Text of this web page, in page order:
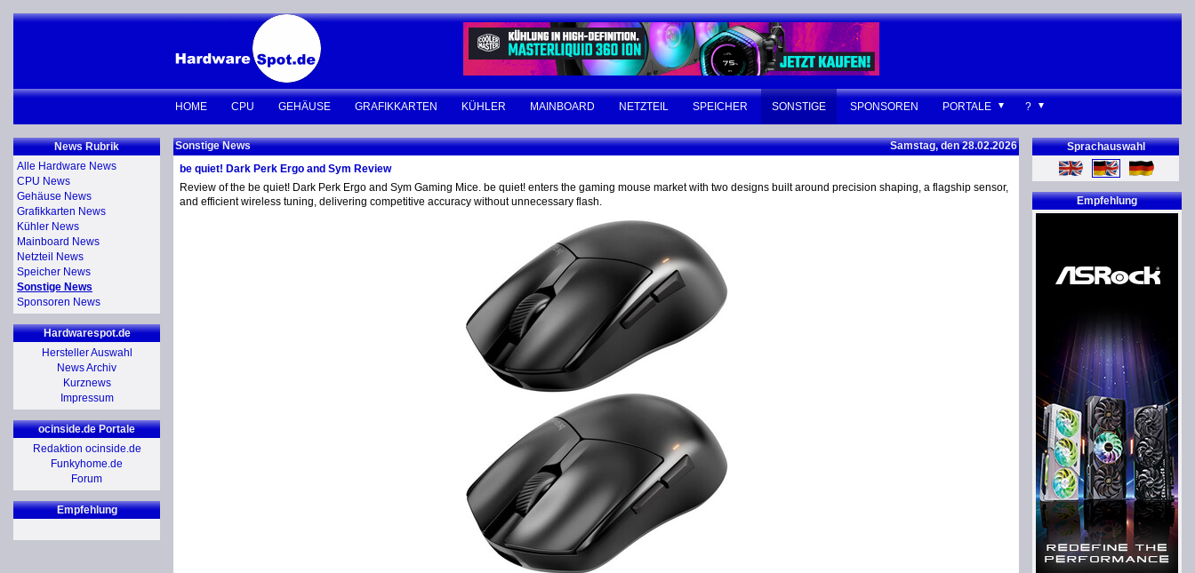
HOME CPU GEHÄUSE GRAFIKKARTEN KÜHLER MAINBOARD NETZTEIL SPEICHER SONSTIGE SPONSOREN PORTALE ?
News Rubrik
Alle Hardware News
CPU News
Gehäuse News
Grafikkarten News
Kühler News
Mainboard News
Netzteil News
Speicher News
Sonstige News
Sponsoren News
Hardwarespot.de
Hersteller Auswahl
News Archiv
Kurznews
Impressum
ocinside.de Portale
Redaktion ocinside.de
Funkyhome.de
Forum
Empfehlung
Sonstige News
Samstag, den 28.02.2026
be quiet! Dark Perk Ergo and Sym Review
Review of the be quiet! Dark Perk Ergo and Sym Gaming Mice. be quiet! enters the gaming mouse market with two designs built around precision shaping, a flagship sensor,
and efficient wireless tuning, delivering competitive accuracy without unnecessary flash.
Sprachauswahl
Empfehlung